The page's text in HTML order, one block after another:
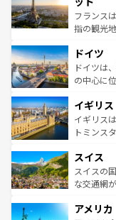
しい。
る。首都
アートに
せる。地
ンテンツ
フランス
指の観光
で、幅広
聖堂、美
から魅了
いる。シ
香り高い
らに、パ
れる地方
を参照し
ドイツ
ドイツは
の中心に
顔を持つ
ルリンの
してライ
は、お酒好き
ドイツ情
イギリス
イギリス
トミンス
リアごと
ティー、
戦など、
ンツ一覧
スイス
スイスの
な交通網
の建物が
アメリカ